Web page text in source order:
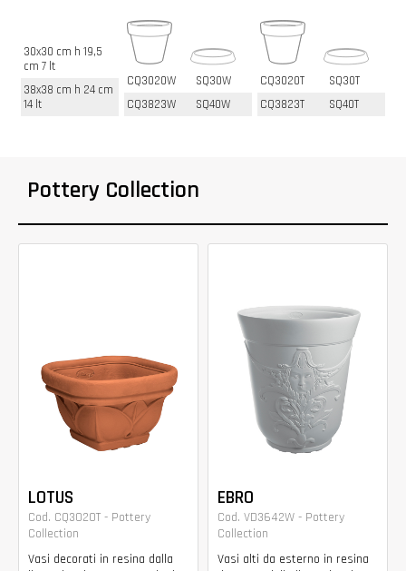
30x30 cm h 19,5
cm 7 lt
38x38 cm h 24 cm
14 lt
CQ3020W
SQ30W
CQ3823W
SQ40W
CQ3020T
SQ30T
CQ3823T
SQ40T
Pottery Collection
LOTUS
Cod. CQ3020T - Pottery
Collection
Vasi decorati in resina dalla
EBRO
Cod. VD3642W - Pottery
Collection
Vasi alti da esterno in resina